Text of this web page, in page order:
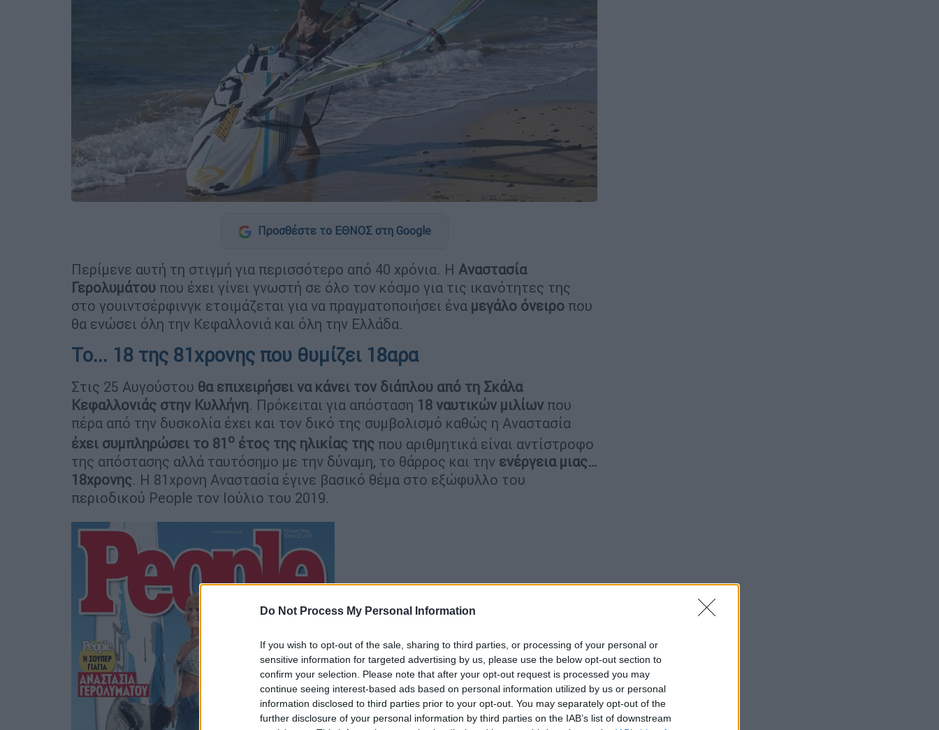
Do Not Process My Personal Information
If you wish to opt-out of the sale, sharing to third parties, or processing of your personal or
sensitive information for targeted advertising by us, please use the below opt-out section to
confirm your selection. Please note that after your opt-out request is processed you may
continue seeing interest-based ads based on personal information utilized by us or personal
information disclosed to third parties prior to your opt-out. You may separately opt-out of the
further disclosure of your personal information by third parties on the IAB’s list of downstream
Προσθέστε το ΕΘΝΟΣ στη Google
Περίμενε αυτή τη στιγμή για περισσότερο από 40 χρόνια. Η Αναστασία
Γερολυμάτου που έχει γίνει γνωστή σε όλο τον κόσμο για τις ικανότητες της
στο γουιντσέρφινγκ ετοιμάζεται για να πραγματοποιήσει ένα μεγάλο όνειρο που
θα ενώσει όλη την Κεφαλλονιά και όλη την Ελλάδα.
Το... 18 της 81χρονης που θυμίζει 18αρα
Στις 25 Αυγούστου θα επιχειρήσει να κάνει τον διάπλου από τη Σκάλα
Κεφαλλονιάς στην Κυλλήνη. Πρόκειται για απόσταση 18 ναυτικών μιλίων που
πέρα από την δυσκολία έχει και τον δικό της συμβολισμό καθώς η Αναστασία
έχει συμπληρώσει το 81 ο έτος της ηλικίας της που αριθμητικά είναι αντίστροφο
της απόστασης αλλά ταυτόσημο με την δύναμη, το θάρρος και την ενέργεια μιας…
18χρονης. H 81χρονη Αναστασία έγινε βασικό θέμα στο εξώφυλλο του
περιοδικού People τον Ιούλιο του 2019.